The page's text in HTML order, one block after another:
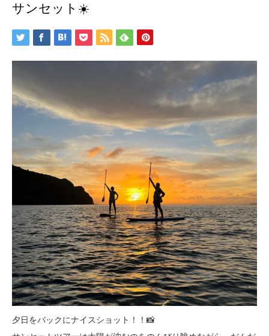
サンセット☀️
夕日をバックにナイスショット！！📸